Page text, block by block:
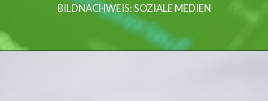
BILDNACHWEIS: SOZIALE MEDIEN